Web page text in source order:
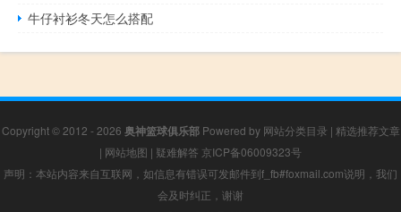
牛仔衬衫冬天怎么搭配
Copyright © 2012 - 2026 奥神篮球俱乐部Powered by 网站分类目录 | 精选推荐文章
| 网站地图 | 疑难解答 京ICP备06009323号
声明：本站内容来自互联网，如信息有错误可发邮件到f_fb#foxmail.com说明，我们
会及时纠正，谢谢